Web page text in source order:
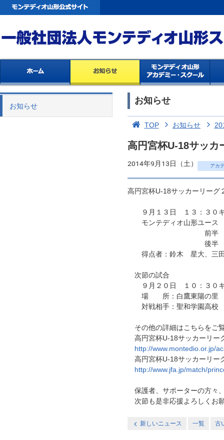
お知らせ
お知らせ
TOP お知らせ
高円宮杯U-18サッ
2014年9月13日（土） アカ
高円宮杯U-18サッカーリー
９月１３日 １３：３０キ
モンテディオ山形ユース
前半 ０
後半 ２
得点者：鈴木 星大、三
次節の試合
９月２０日 １０：３０キ
場 所：白鷹東陽の里
対戦相手：聖和学園高校
その他の詳細はこちらをご
高円宮杯U-18サッカーリー
http://www.montedio.or.jp/
高円宮杯U-18サッカーリー
http://www.jfa.jp/match/
保護者、サポーターの方々
次節も是非応援よろしくお
新しいニュース 一覧 古